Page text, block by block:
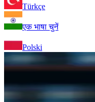
Türkçe
एक भाषा चुनें
Polski